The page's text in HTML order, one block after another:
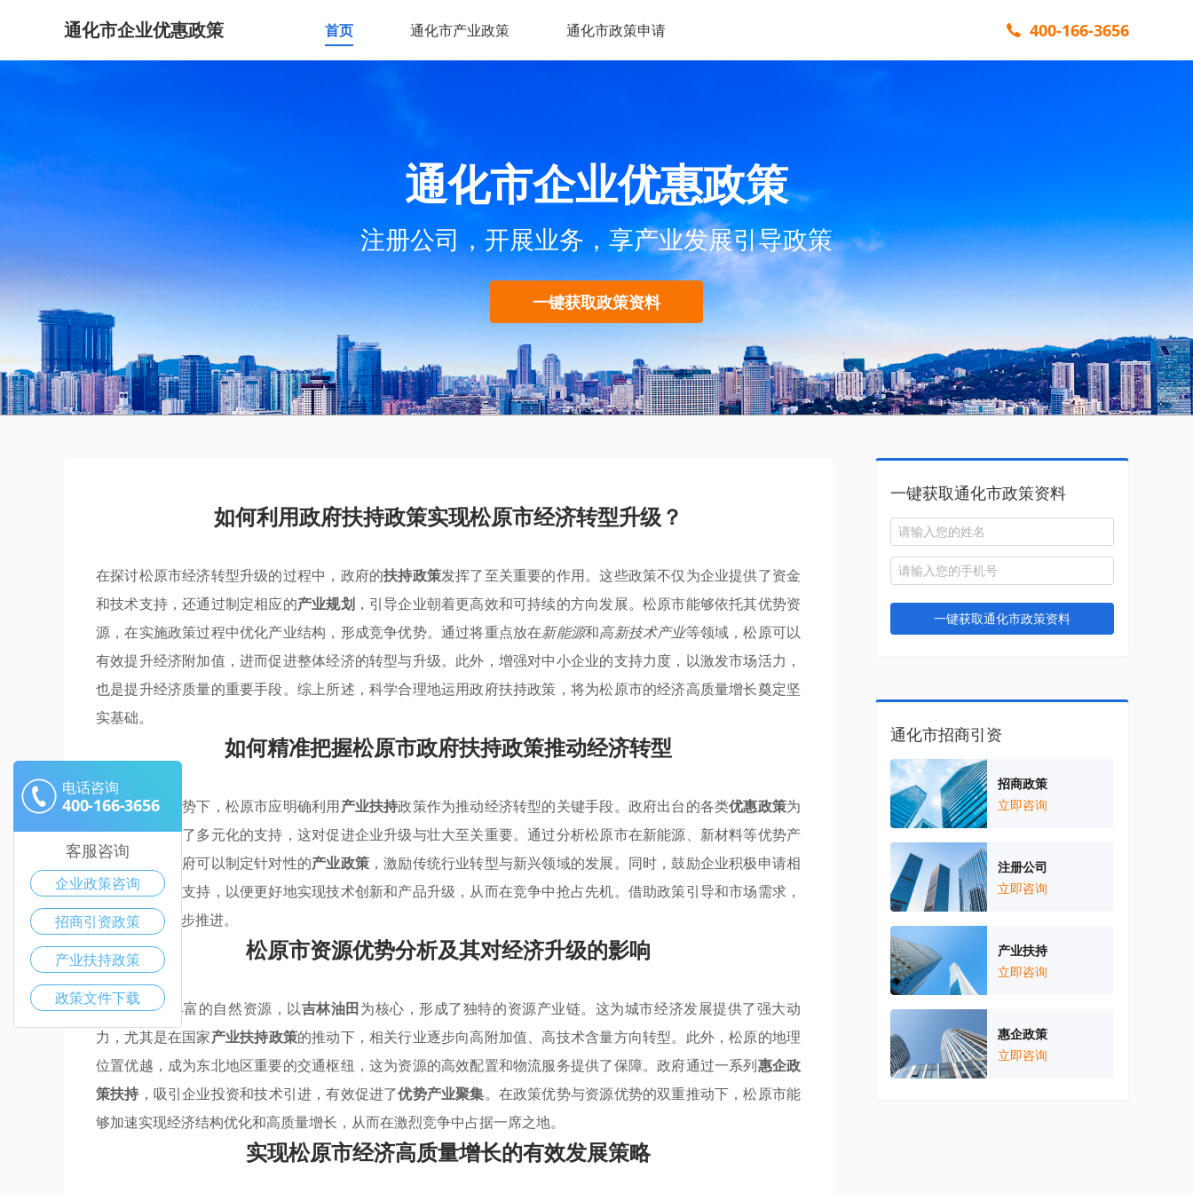
通化市企业优惠政策 首页 通化市产业政策 通化市政策申请 400-166-3656
通化市企业优惠政策
注册公司，开展业务，享产业发展引导政策
一键获取政策资料
如何利用政府扶持政策实现松原市经济转型升级？
在探讨松原市经济转型升级的过程中，政府的扶持政策发挥了至关重要的作用。这些政策不仅为企业提供了资金
和技术支持，还通过制定相应的产业规划，引导企业朝着更高效和可持续的方向发展。松原市能够依托其优势资
源，在实施政策过程中优化产业结构，形成竞争优势。通过将重点放在新能源和高新技术产业等领域，松原可以
有效提升经济附加值，进而促进整体经济的转型与升级。此外，增强对中小企业的支持力度，以激发市场活力，
也是提升经济质量的重要手段。综上所述，科学合理地运用政府扶持政策，将为松原市的经济高质量增长奠定坚
实基础。
如何精准把握松原市政府扶持政策推动经济转型
在当前经济形势下，松原市应明确利用产业扶持政策作为推动经济转型的关键手段。政府出台的各类优惠政策为
地方企业提供了多元化的支持，这对促进企业升级与壮大至关重要。通过分析松原市在新能源、新材料等优势产
业的聚集，政府可以制定针对性的产业政策，激励传统行业转型与新兴领域的发展。同时，鼓励企业积极申请相
关补助和资金支持，以便更好地实现技术创新和产品升级，从而在竞争中抢占先机。借助政策引导和市场需求，
松原市能够稳步推进。
松原市资源优势分析及其对经济升级的影响
松原市拥有丰富的自然资源，以吉林油田为核心，形成了独特的资源产业链。这为城市经济发展提供了强大动
力，尤其是在国家产业扶持政策的推动下，相关行业逐步向高附加值、高技术含量方向转型。此外，松原的地理
位置优越，成为东北地区重要的交通枢纽，这为资源的高效配置和物流服务提供了保障。政府通过一系列惠企政
策扶持 ，吸引企业投资和技术引进，有效促进了优势产业聚集。在政策优势与资源优势的双重推动下，松原市能
够加速实现经济结构优化和高质量增长，从而在激烈竞争中占据一席之地。
实现松原市经济高质量增长的有效发展策略
一键获取通化市政策资料
一键获取通化市政策资料
通化市招商引资
招商政策
立即咨询
注册公司
立即咨询
产业扶持
立即咨询
惠企政策
立即咨询
电话咨询
400-166-3656
客服咨询
企业政策咨询
招商引资政策
产业扶持政策
政策文件下载